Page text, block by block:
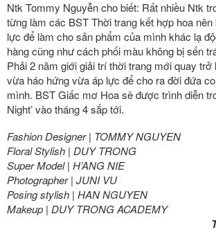
Ntk Tommy Nguyễn cho biết: Rất nhiều Ntk
từng làm các BST Thời trang kết hợp hoa nên
lực để làm cho sản phẩm của mình khác lạ
hàng cũng như cách phối màu không bị sến
Phải 2 năm giới giải trí thời trang mới quay
vừa háo hứng vừa áp lực để cho ra đời đứa
mình. BST Giấc mơ Hoa sẽ được trình diễn
Night’ vào tháng 4 sắp tới.
Fashion Designer | TOMMY NGUYEN
Floral Stylish | DUY TRONG
Super Model | H’ANG NIE
Photographer | JUNI VU
Posing stylish | HAN NGUYEN
Makeup | DUY TRONG ACADEMY